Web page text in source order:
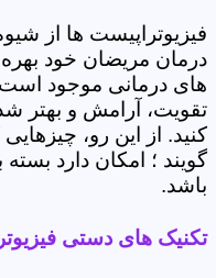
فیزیوتراپیست ها از
درمان مریضان خود
های درمانی موجود است
تقویت، آرامش و بهتر
کنید. از این رو،
گویند ؛ امکان دارد
باشد.
تکنیک های دستی